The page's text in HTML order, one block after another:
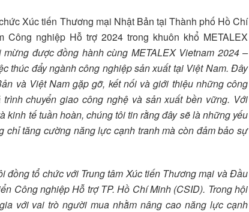
Xúc tiến Thương mại Nhật Bản tại Thành phố Hồ Chí
nghiệp Hỗ trợ 2024 trong khuôn khổ METALEX
mừng được đồng hành cùng METALEX Vietnam 2024 –
thúc đẩy ngành công nghiệp sản xuất tại Việt Nam. Đây
và Việt Nam gặp gỡ, kết nối và giới thiệu những công
chuyển giao công nghệ và sản xuất bền vững. Với
kinh tế tuần hoàn, chúng tôi tin rằng đây sẽ là những yếu
tăng cường năng lực cạnh tranh mà còn đảm bảo sự
đồng tổ chức với Trung tâm Xúc tiến Thương mại và Đầu
Công nghiệp Hỗ trợ TP. Hồ Chí Minh (CSID). Trong hội
với vai trò người mua nhằm nâng cao năng lực cạnh